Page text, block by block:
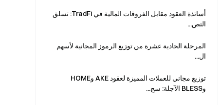
أساتذة العقود مقابل الفروقات المالية في TradFi: تسلق
التص...
المرحلة الحادية عشرة من توزيع الرموز المجانية لأسهم
ال...
توزيع مجاني للعملات المميزة لعقود AKE وHOME
وBLESS الآجلة: سج...